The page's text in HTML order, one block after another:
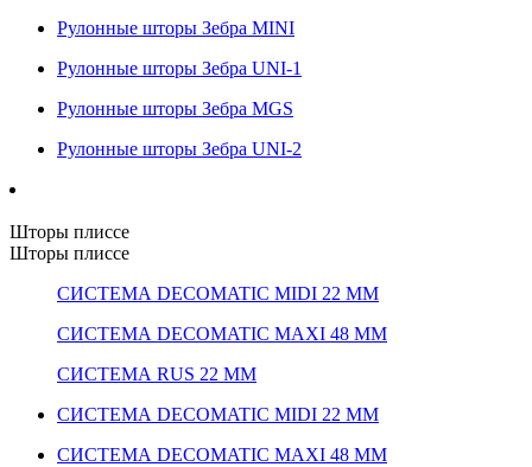
Рулонные шторы Зебра MINI
Рулонные шторы Зебра UNI-1
Рулонные шторы Зебра MGS
Рулонные шторы Зебра UNI-2
Шторы плиссе
Шторы плиссе
СИСТЕМА DECOMATIC MIDI 22 ММ
СИСТЕМА DECOMATIC MAXI 48 ММ
СИСТЕМА RUS 22 ММ
СИСТЕМА DECOMATIC MIDI 22 ММ
СИСТЕМА DECOMATIC MAXI 48 ММ